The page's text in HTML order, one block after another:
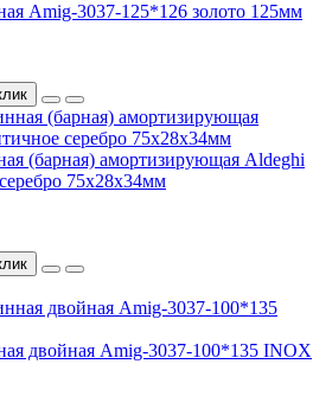
Amig-3037-125*126 золото 125мм
(барная) амортизирующая Aldeghi
75x28x34мм
двойная Amig-3037-100*135 INOX